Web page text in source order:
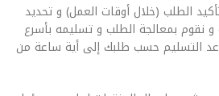
الطلب (خلال أوقات العمل) و تحديد
نقوم بمعالجة الطلب و تسليمه بأسرع
التسليم حسب طلبك إلى أية ساعة من